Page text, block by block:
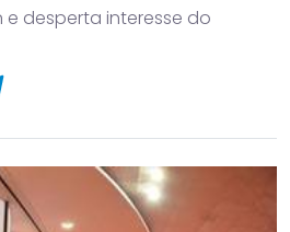
desperta interesse do